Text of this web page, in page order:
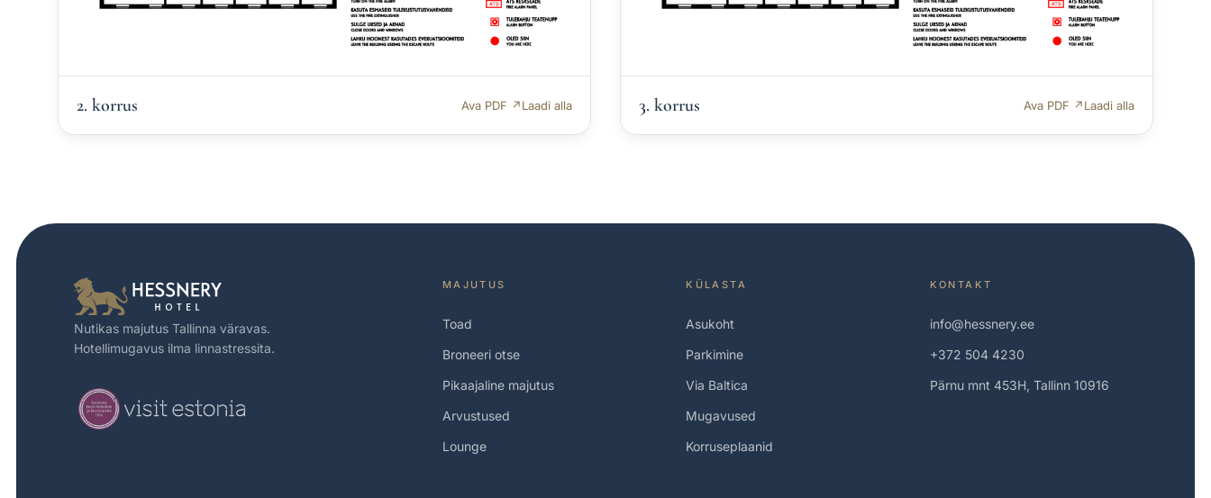
2. korrus Ava PDF ↗Laadi alla 3. korrus Ava PDF ↗Laadi alla
Nutikas majutus Tallinna väravas.
Hotellimugavus ilma linnastressita.
MAJUTUS
Toad
Broneeri otse
Pikaajaline majutus
Arvustused
Lounge
KÜLASTA
Asukoht
Parkimine
Via Baltica
Mugavused
Korruseplaanid
KONTAKT
info@hessnery.ee
+372 504 4230
Pärnu mnt 453H, Tallinn 10916